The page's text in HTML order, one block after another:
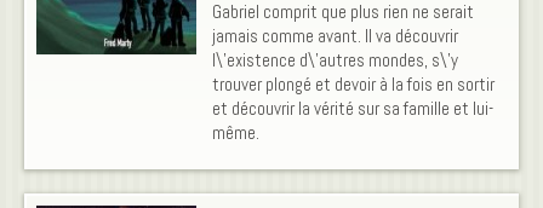
Gabriel comprit que plus rien ne serait
jamais comme avant. Il va découvrir
l\'existence d\'autres mondes, s\'y
trouver plongé et devoir à la fois en sortir
et découvrir la vérité sur sa famille et lui-
même.